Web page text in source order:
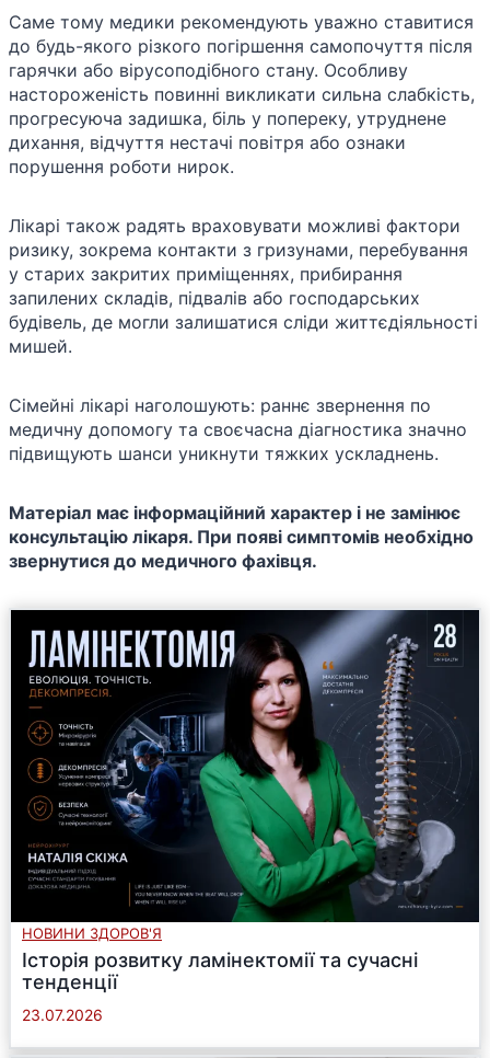
Саме тому медики рекомендують уважно ставитися
до будь-якого різкого погіршення самопочуття після
гарячки або вірусоподібного стану. Особливу
настороженість повинні викликати сильна слабкість,
прогресуюча задишка, біль у попереку, утруднене
дихання, відчуття нестачі повітря або ознаки
порушення роботи нирок.
Лікарі також радять враховувати можливі фактори
ризику, зокрема контакти з гризунами, перебування
у старих закритих приміщеннях, прибирання
запилених складів, підвалів або господарських
будівель, де могли залишатися сліди життєдіяльності
мишей.
Сімейні лікарі наголошують: раннє звернення по
медичну допомогу та своєчасна діагностика значно
підвищують шанси уникнути тяжких ускладнень.
Матеріал має інформаційний характер і не замінює
консультацію лікаря. При появі симптомів необхідно
звернутися до медичного фахівця.
НОВИНИ ЗДОРОВ'Я
Історія розвитку ламінектомії та сучасні
тенденції
23.07.2026